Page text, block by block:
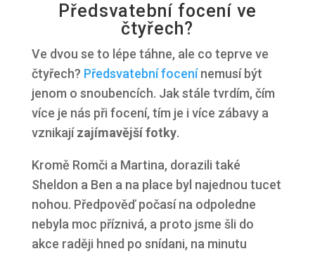
Předsvatební focení ve
čtyřech?
Ve dvou se to lépe táhne, ale co teprve ve
čtyřech? Předsvatební focenínemusí být
jenom o snoubencích. Jak stále tvrdím, čím
více je nás při focení, tím je i více zábavy a
vznikajízajímavější fotky.
Kromě Romči a Martina, dorazili také
Sheldon a Ben a na place byl najednou tucet
nohou. Předpověď počasí na odpoledne
nebyla moc příznivá, a proto jsme šli do
akce raději hned po snídani, na minutu